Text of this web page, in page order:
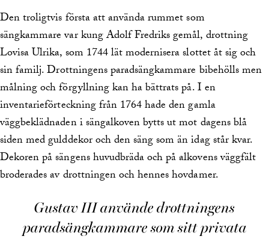
Den troligtvis första att använda rummet som
sängkammare var kung Adolf Fredriks gemål, drottning
Lovisa Ulrika, som 1744 lät modernisera slottet åt sig och
sin familj. Drottningens paradsängkammare bibehölls men
målning och förgyllning kan ha bättrats på. I en
inventarieförteckning från 1764 hade den gamla
väggbeklädnaden i sängalkoven bytts ut mot dagens blå
siden med gulddekor och den säng som än idag står kvar.
Dekoren på sängens huvudbräda och på alkovens väggfält
broderades av drottningen och hennes hovdamer.
Gustav III använde drottningens
paradsängkammare som sitt privata